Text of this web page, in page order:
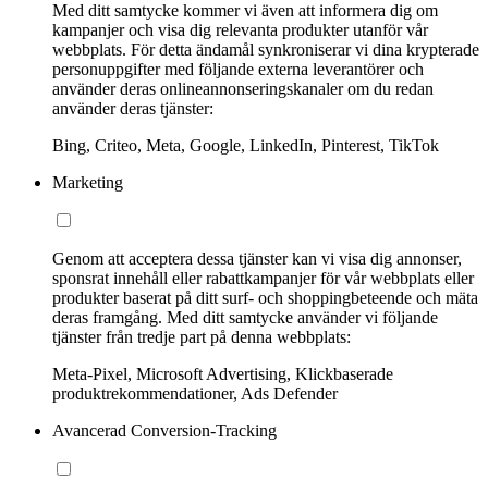
Med ditt samtycke kommer vi även att informera dig om
kampanjer och visa dig relevanta produkter utanför vår
webbplats. För detta ändamål synkroniserar vi dina krypterade
personuppgifter med följande externa leverantörer och
använder deras onlineannonseringskanaler om du redan
använder deras tjänster:
Bing, Criteo, Meta, Google, LinkedIn, Pinterest, TikTok
Marketing
Genom att acceptera dessa tjänster kan vi visa dig annonser,
sponsrat innehåll eller rabattkampanjer för vår webbplats eller
produkter baserat på ditt surf- och shoppingbeteende och mäta
deras framgång. Med ditt samtycke använder vi följande
tjänster från tredje part på denna webbplats:
Meta-Pixel, Microsoft Advertising, Klickbaserade
produktrekommendationer, Ads Defender
Avancerad Conversion-Tracking